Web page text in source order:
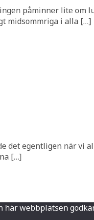
påminner lite om
midsommriga i alla […]
det egentligen när vi
[…]
webbplatsen